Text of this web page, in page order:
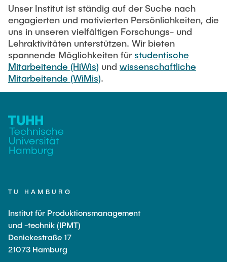
Geschichte
Unser Institut ist ständig auf der Suche nach
engagierten und motivierten Persönlichkeiten, die
uns in unseren vielfältigen Forschungs- und
Lehraktivitäten unterstützen. Wir bieten
spannende Möglichkeiten für studentische
Mitarbeitende (HiWis) und wissenschaftliche
Mitarbeitende (WiMis).
TU HAMBURG
Institut für Produktionsmanagement
und -technik (IPMT)
Denickestraße 17
21073 Hamburg